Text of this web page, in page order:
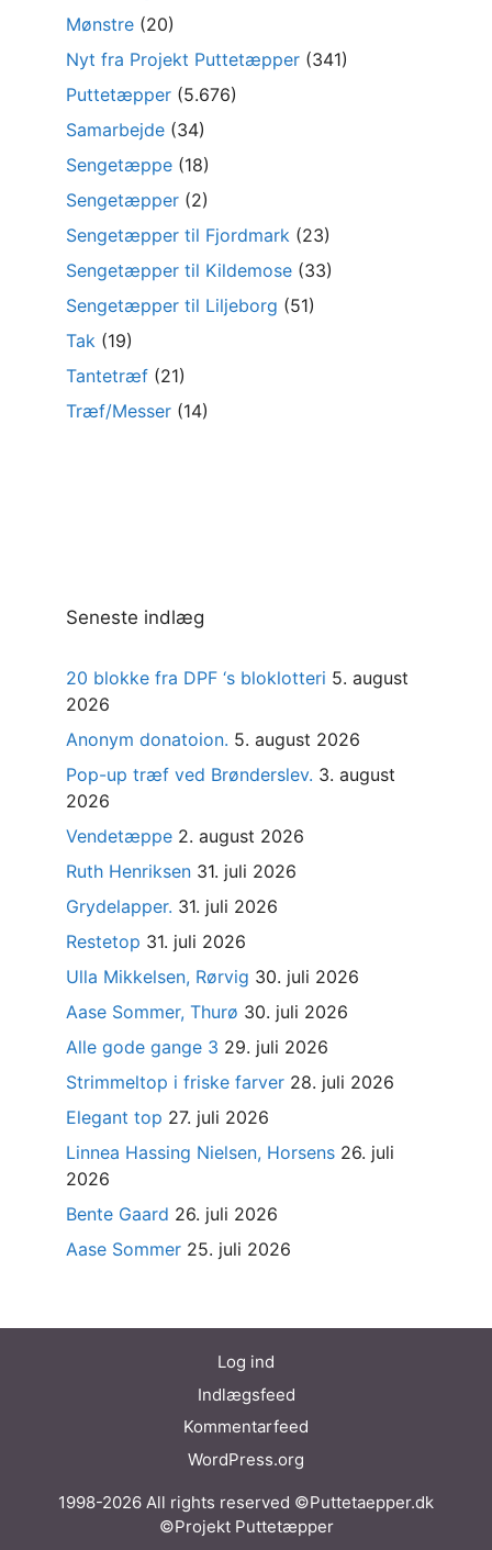
Mønstre (20)
Nyt fra Projekt Puttetæpper (341)
Puttetæpper (5.676)
Samarbejde (34)
Sengetæppe (18)
Sengetæpper (2)
Sengetæpper til Fjordmark (23)
Sengetæpper til Kildemose (33)
Sengetæpper til Liljeborg (51)
Tak (19)
Tantetræf (21)
Træf/Messer (14)
Seneste indlæg
20 blokke fra DPF ‘s bloklotteri 5. august
2026
Anonym donatoion. 5. august 2026
Pop-up træf ved Brønderslev. 3. august
2026
Vendetæppe 2. august 2026
Ruth Henriksen 31. juli 2026
Grydelapper. 31. juli 2026
Restetop 31. juli 2026
Ulla Mikkelsen, Rørvig 30. juli 2026
Aase Sommer, Thurø 30. juli 2026
Alle gode gange 3 29. juli 2026
Strimmeltop i friske farver 28. juli 2026
Elegant top 27. juli 2026
Linnea Hassing Nielsen, Horsens 26. juli
2026
Bente Gaard 26. juli 2026
Aase Sommer 25. juli 2026
Log ind
Indlægsfeed
Kommentarfeed
WordPress.org
1998-2026 All rights reserved ©Puttetaepper.dk
©Projekt Puttetæpper